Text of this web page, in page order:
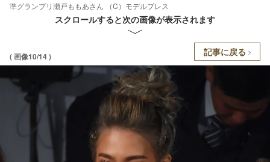
準グランプリ瀬戸ももあさん （C）モデルプレス
スクロールすると次の画像が表示されます
( 画像10/14 ) 記事に戻る